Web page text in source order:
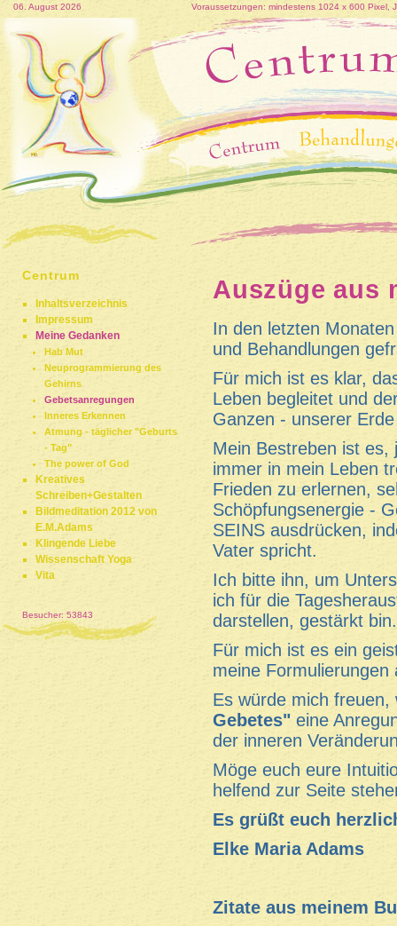
06. August 2026 Voraussetzungen: mindestens 1024 x 600 Pixel,
Centrum
Inhaltsverzeichnis
Impressum
Meine Gedanken
Hab Mut
Neuprogrammierung des
Gehirns
Gebetsanregungen
Inneres Erkennen
Atmung - täglicher "Geburts
- Tag"
The power of God
Kreatives
Schreiben+Gestalten
Bildmeditation 2012 von
E.M.Adams
Klingende Liebe
Wissenschaft Yoga
Vita
Besucher: 53843
Auszüge aus
In den letzten
und Behandlungen
Für mich ist es klar,
Leben begleitet und
Ganzen - unserer
Mein Bestreben ist es,
immer in mein Leben
Frieden zu erlernen,
Schöpfungsenergie -
SEINS ausdrücken,
Vater spricht.
Ich bitte ihn, um
ich für die
darstellen, gestärkt bin.
Für mich ist es ein
meine
Es würde mich
Gebetes" eine
der inneren
Möge euch eure
helfend zur Seite
Es grüßt euch
Elke Maria Adams
Zitate aus meinem